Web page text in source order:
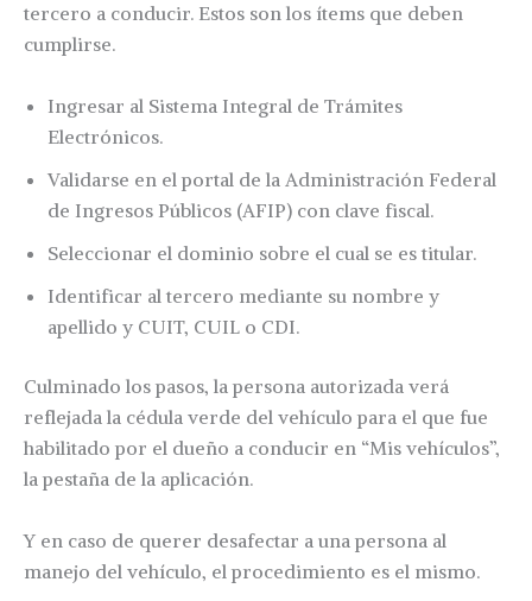
tercero a conducir. Estos son los ítems que deben
cumplirse.
Ingresar al Sistema Integral de Trámites
Electrónicos.
Validarse en el portal de la Administración Federal
de Ingresos Públicos (AFIP) con clave fiscal.
Seleccionar el dominio sobre el cual se es titular.
Identificar al tercero mediante su nombre y
apellido y CUIT, CUIL o CDI.
Culminado los pasos, la persona autorizada verá
reflejada la cédula verde del vehículo para el que fue
habilitado por el dueño a conducir en “Mis vehículos”,
la pestaña de la aplicación.
Y en caso de querer desafectar a una persona al
manejo del vehículo, el procedimiento es el mismo.